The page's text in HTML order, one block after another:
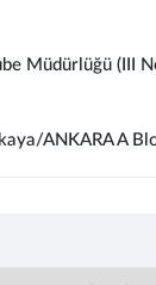
Müdürlüğü (III
ANKARA A